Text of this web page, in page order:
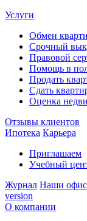
Услуги
Обмен
Срочный
Правовой
Помощь в
Продать
Сдать
Оценка
Отзывы клиентов
Ипотека Карьера
Приглашаем
Учебный
Журнал Наши
version
О компании